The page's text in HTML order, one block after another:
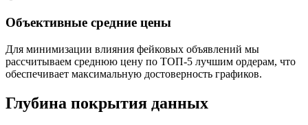
Объективные средние цены
Для минимизации влияния фейковых объявлений мы
рассчитываем среднюю цену по ТОП-5 лучшим ордерам, что
обеспечивает максимальную достоверность графиков.
Глубина покрытия данных